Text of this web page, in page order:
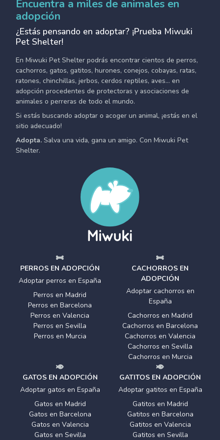
Encuentra a miles de animales en
adopción
¿Estás pensando en adoptar? ¡Prueba Miwuki
Pet Shelter!
En Miwuki Pet Shelter podrás encontrar cientos de perros,
cachorros, gatos, gatitos, hurones, conejos, cobayas, ratas,
ratones, chinchillas, jerbos, cerdos reptiles, aves... en
adopción procedentes de protectoras y asociaciones de
animales o perreras de todo el mundo.
Si estás buscando adoptar o acoger un animal, ¡estás en el
sitio adecuado!
Adopta. Salva una vida, gana un amigo. Con Miwuki Pet
Shelter.
PERROS EN ADOPCIÓN
Adoptar perros en España
Perros en Madrid
Perros en Barcelona
Perros en Valencia
Perros en Sevilla
Perros en Murcia
CACHORROS EN
ADOPCIÓN
Adoptar cachorros en
España
Cachorros en Madrid
Cachorros en Barcelona
Cachorros en Valencia
Cachorros en Sevilla
Cachorros en Murcia
GATOS EN ADOPCIÓN
Adoptar gatos en España
Gatos en Madrid
Gatos en Barcelona
Gatos en Valencia
Gatos en Sevilla
GATITOS EN ADOPCIÓN
Adoptar gatitos en España
Gatitos en Madrid
Gatitos en Barcelona
Gatitos en Valencia
Gatitos en Sevilla